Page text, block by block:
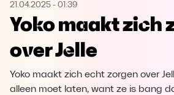
Microsoft Edge
Opera
21.04.2025 - 01:39
Yoko maakt zich
over Jelle
Yoko maakt zich echt zorgen over
alleen moet laten, want ze is bang